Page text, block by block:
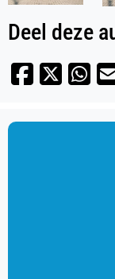
Deel deze